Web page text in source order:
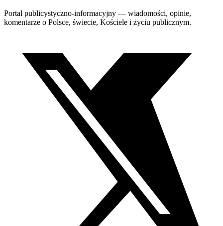
Portal publicystyczno-informacyjny — wiadomości, opinie,
komentarze o Polsce, świecie, Kościele i życiu publicznym.